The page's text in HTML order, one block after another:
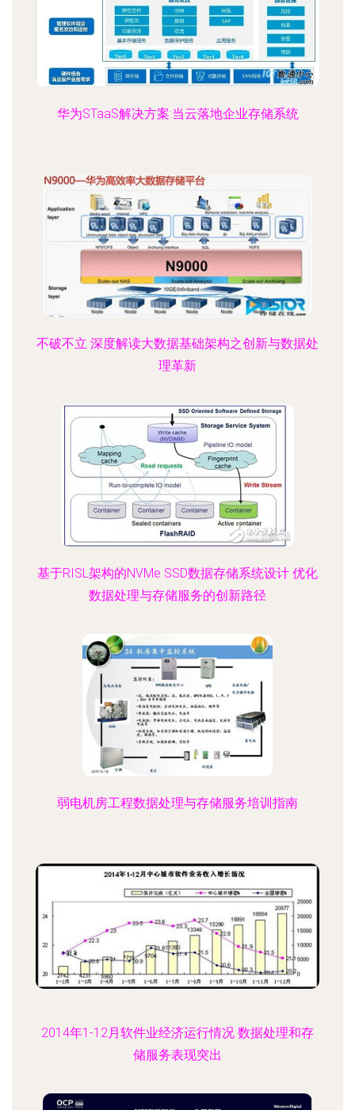
华为STaaS解决方案:当云落地企业存储系统
不破不立 深度解读大数据基础架构之创新与数据处
理革新
基于RISL架构的NVMe SSD数据存储系统设计 优化
数据处理与存储服务的创新路径
弱电机房工程数据处理与存储服务培训指南
2014年1-12月软件业经济运行情况 数据处理和存
储服务表现突出